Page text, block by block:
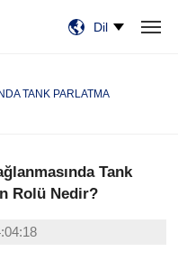
Dil
TANK PARLATMA
Tank
Rolü Nedir?